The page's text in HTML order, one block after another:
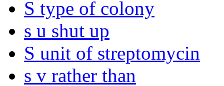
S type of colony
s u shut up
S unit of streptomycin
s v rather than